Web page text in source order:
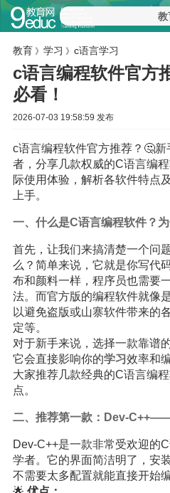
教育 》 学习 》 c语言学习
c语言编程软件官方
必看！
2026-07-03 19:58:59 发布
c语言编程软件官方推荐？🤔
者，分享几款权威的C语言编
际使用体验，解析各软件特点
上手。
一、什么是C语言编程软件？
首先，让我们来搞清楚一个问
么？简单来说，它就是你写代
布和颜料一样，程序员也需要
法。而官方版的编程软件就像
以避免盗版或山寨软件带来的
定等。
对于新手来说，选择一款靠谱
它会直接影响你的学习效率和
大家推荐几款经典的C语言编
点。
二、推荐第一款：Dev-
Dev-C++是一款非常受欢迎的
学者。它的界面简洁明了，安
不需要太多配置就能直接开始